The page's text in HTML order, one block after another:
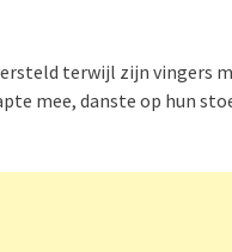
terwijl zijn vingers
mee, danste op hun